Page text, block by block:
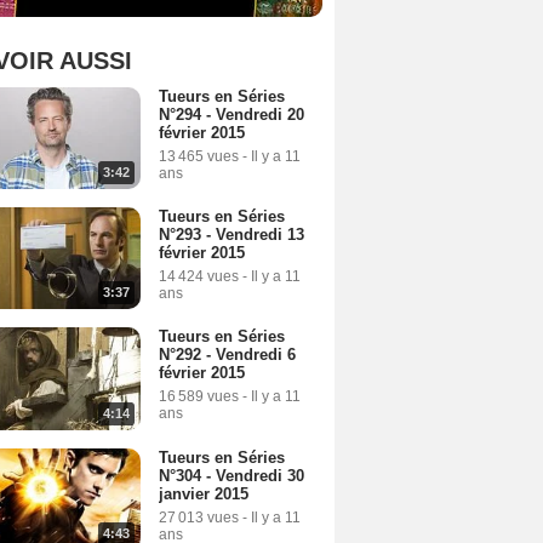
AUSSI
3:42
Tueurs en Séries
N°294 - Vendredi 20
février 2015
13 465 vues - Il y a 11
ans
3:37
Tueurs en Séries
N°293 - Vendredi 13
février 2015
14 424 vues - Il y a 11
ans
4:14
Tueurs en Séries
N°292 - Vendredi 6
février 2015
16 589 vues -
Il y a 11
ans
4:43
Tueurs en Séries
N°304 - Vendredi 30
janvier 2015
27 013 vues - Il y a 11
ans